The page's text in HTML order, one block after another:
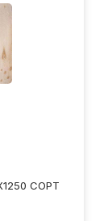
СОРТ